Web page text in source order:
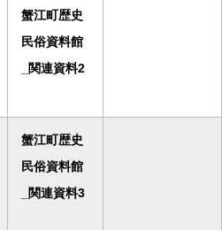
蟹江町歴史
民俗資料館
_関連資料2
蟹江町歴史
民俗資料館
_関連資料3